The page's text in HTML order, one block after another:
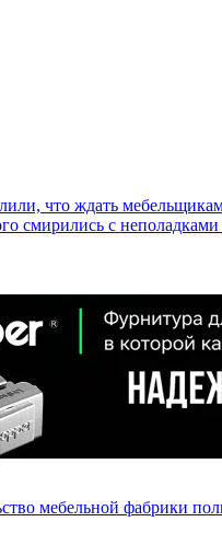
что ждать
смирились с
мебельной фабрики